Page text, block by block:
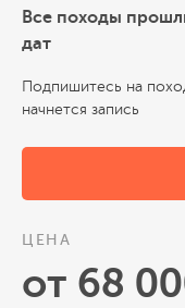
Все походы
дат
Подпишитесь на
начнется запись
ЦЕНА
от 68